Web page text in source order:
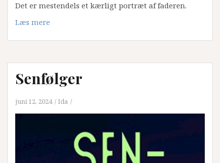
Det er mestendels et kærligt portræt af faderen.
Læs mere
Senfølger
juni 12, 2024 Ida